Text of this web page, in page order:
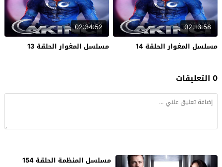
02:13:58
مسلسل المغوار الحلقة 14
02:34:52
مسلسل المغوار الحلقة 13
0 التعليقات
مسلسل المنظمة الحلقة 154